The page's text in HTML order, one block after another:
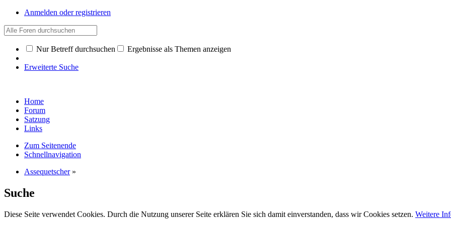
Anmelden oder registrieren
Nur Betreff durchsuchen Ergebnisse als Themen anzeigen
Erweiterte Suche
Home
Forum
Satzung
Links
Zum Seitenende
Schnellnavigation
Assequetscher »
Suche
Diese Seite verwendet Cookies. Durch die Nutzung unserer Seite erklären Sie sich damit einverstanden, dass wir Cookies setzen. Weitere